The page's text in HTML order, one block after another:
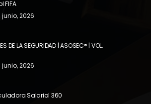
FIFA
junio, 2026
DE LA SEGURIDAD | ASOSEC® | VOL.
junio, 2026
Salarial 360